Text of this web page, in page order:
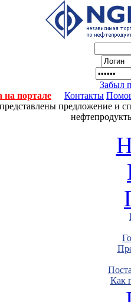
Забыл
на портале
Контакты
предложение и
Как